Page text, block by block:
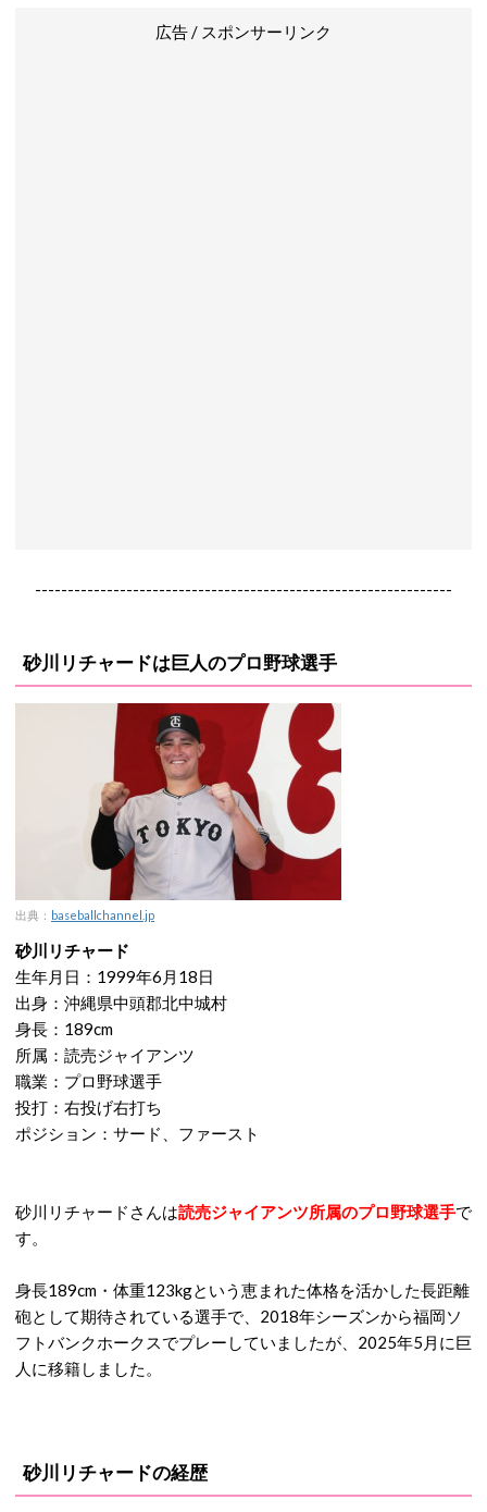
広告 / スポンサーリンク
----------------------------------------------------------------
砂川リチャードは巨人のプロ野球選手
出典： baseballchannel.jp
砂川リチャード
生年月日：1999年6月18日
出身：沖縄県中頭郡北中城村
身長：189cm
所属：読売ジャイアンツ
職業：プロ野球選手
投打：右投げ右打ち
ポジション：サード、ファースト
砂川リチャードさんは読売ジャイアンツ所属のプロ野球選手で
す。
身長189cm・体重123kgという恵まれた体格を活かした長距離
砲として期待されている選手で、2018年シーズンから福岡ソ
フトバンクホークスでプレーしていましたが、2025年5月に巨
人に移籍しました。
砂川リチャードの経歴